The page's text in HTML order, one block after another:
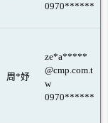
0970******
周*妤
ze*a*****
@cmp.com.t
w
0970******